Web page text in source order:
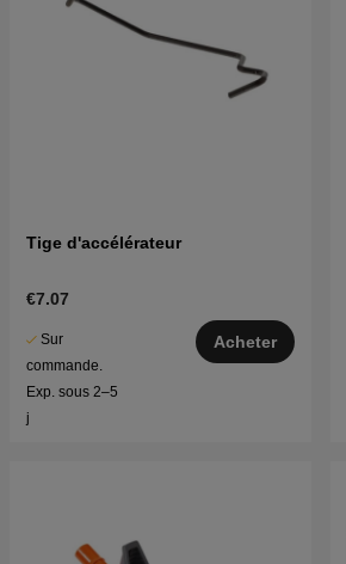
Tige d'accélérateur
€7.07
Sur
commande.
Exp. sous 2–5
j
Acheter